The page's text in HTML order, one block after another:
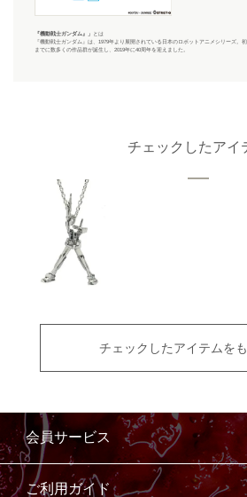
『機動戦士ガンダム』 」 とは
『機動戦士ガンダム』 は、1979年より展開されている日本のロボットアニメシリーズ。
までに数多くの作品群が誕生し、2019年に40周年を迎えました。
チェックしたアイ
チェックしたアイテムを
会員サービス
ご利用ガイド